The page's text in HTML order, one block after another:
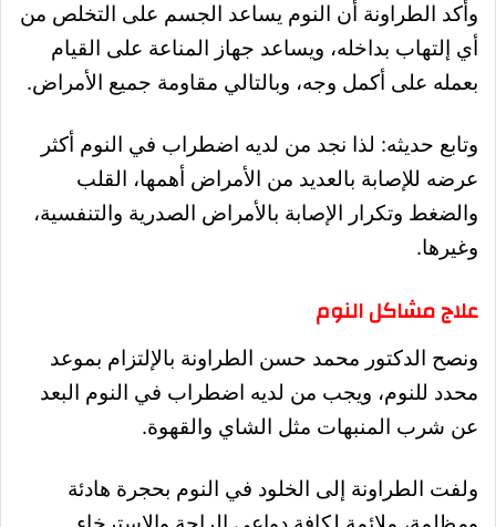
وأكد الطراونة أن النوم يساعد الجسم على التخلص من
أي إلتهاب بداخله، ويساعد جهاز المناعة على القيام
بعمله على أكمل وجه، وبالتالي مقاومة جميع الأمراض.
وتابع حديثه: لذا نجد من لديه اضطراب في النوم أكثر
عرضه للإصابة بالعديد من الأمراض أهمها، القلب
والضغط وتكرار الإصابة بالأمراض الصدرية والتنفسية،
وغيرها.
علاج مشاكل النوم
ونصح الدكتور محمد حسن الطراونة بالإلتزام بموعد
محدد للنوم، ويجب من لديه اضطراب في النوم البعد
عن شرب المنبهات مثل الشاي والقهوة.
ولفت الطراونة إلى الخلود في النوم بحجرة هادئة